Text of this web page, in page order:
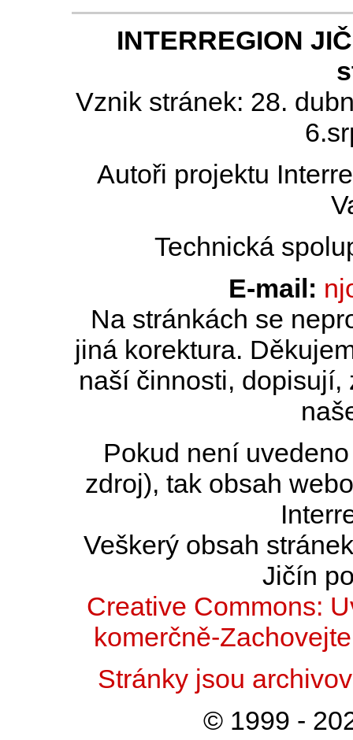
INTERREGION
Vznik stránek: 28.
Autoři projektu
Technická
E-mail:
Na stránkách se
jiná korektura.
naší činnosti,
Pokud není
zdroj), tak obsah
Veškerý obsah
Jičín
Creative Commons:
komerčně-
Stránky jsou
© 1999 -